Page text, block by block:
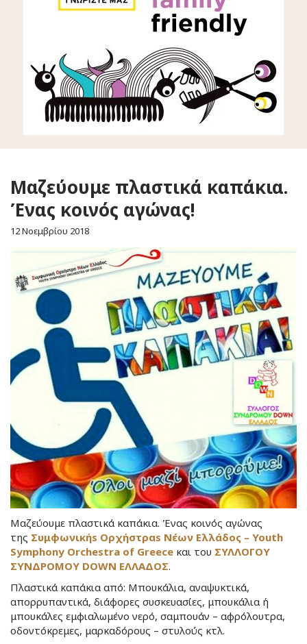
Μαζεύουμε πλαστικά καπάκια.
Ένας κοινός αγώνας!
12 Νοεμβρίου 2018
Μαζεύουμε πλαστικά καπάκια. Ένας κοινός αγώνας
της Συμφωνικήs Ορχήστραs Νέων Ελλάδος – Youth
Symphony Orchestra of Greece ​ και του ΣΥΛΛΟΓΟΥ
ΣΥΝΔΡΟΜΟΥ DOWN ΕΛΛΑΔΟΣ.
Πλαστικά καπάκια από: Μπουκάλια, αναψυκτικά,
απορρυπαντικά, διάφορες συσκευασίες, μπουκάλια ή
μπουκάλες εμφιαλωμένο νερό, σαμπουάν – αφρόλουτρα,
οδοντόκρεμες, μαρκαδόρους – στυλούς κτλ.